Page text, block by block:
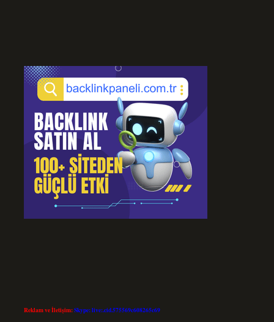
Reklam ve İletişim:Skype: live:.cid.575569c608265c69